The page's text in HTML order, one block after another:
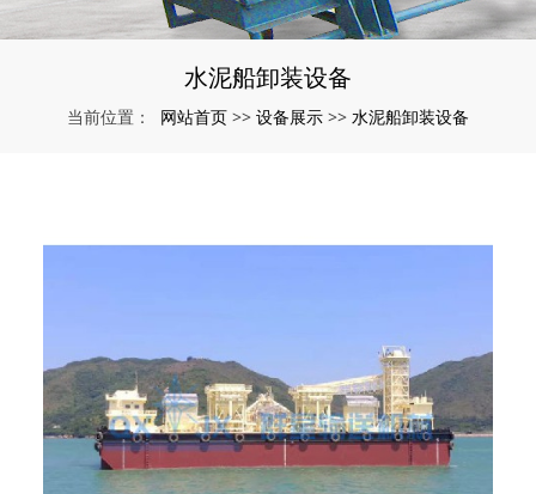
水泥船卸装设备
当前位置： 网站首页 >> 设备展示 >> 水泥船卸装设备